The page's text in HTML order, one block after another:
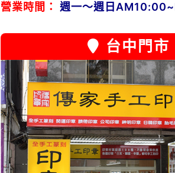
營業時間：
週一～週日
台中門市